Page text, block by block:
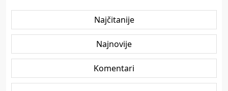
Najčitanije
Najnovije
Komentari